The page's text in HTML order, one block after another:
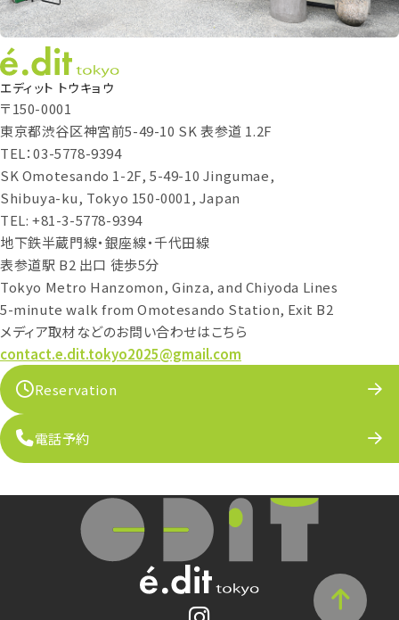
エディット トウキョウ
〒150-0001
東京都渋谷区神宮前5-49-10 SK 表参道 1.2F
TEL：03-5778-9394
SK Omotesando 1-2F, 5-49-10 Jingumae,
Shibuya-ku, Tokyo 150-0001, Japan
TEL: +81-3-5778-9394
地下鉄半蔵門線・銀座線・千代田線
表参道駅 B2 出口 徒歩5分
Tokyo Metro Hanzomon, Ginza, and Chiyoda Lines
5-minute walk from Omotesando Station, Exit B2
メディア取材などのお問い合わせはこちら
contact.e.dit.tokyo2025@gmail.com
Reservation
電話予約